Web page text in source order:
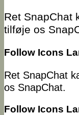
Ret SnapChat
tilføje os
Follow Icons
Ret SnapChat
os SnapChat.
Follow Icons